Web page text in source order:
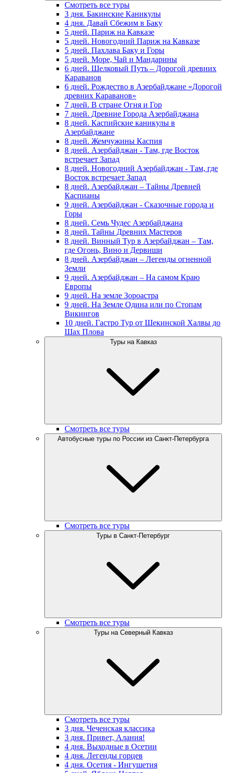
Смотреть все туры
3 дня. Бакинские Каникулы
4 дня. Давай Сбежим в Баку
5 дней. Париж на Кавказе
5 дней. Новогодний Париж на Кавказе
5 дней. Пахлава Баку и Горы
5 дней. Море, Чай и Мандарины
6 дней. Шелковый Путь – Дорогой древних
Караванов
6 дней. Рождество в Азербайджане «Дорогой
древних Караванов»
7 дней. В стране Огня и Гор
7 дней. Древние Города Азербайджана
8 дней. Каспийские каникулы в
Азербайджане
8 дней. Жемчужины Каспия
8 дней. Азербайджан - Там, где Восток
встречает Запад
8 дней. Новогодний Азербайджан - Там, где
Восток встречает Запад
8 дней. Азербайджан – Тайны Древней
Каспианы
9 дней. Азербайджан - Сказочные города и
Горы
8 дней. Семь Чудес Азербайджана
8 дней. Тайны Древних Мастеров
8 дней. Винный Тур в Азербайджан – Там,
где Огонь, Вино и Дервиши
8 дней. Азербайджан – Легенды огненной
Земли
9 дней. Азербайджан – На самом Краю
Европы
9 дней. На земле Зороастра
9 дней. На Земле Одина или по Стопам
Викингов
10 дней. Гастро Тур от Шекинской Халвы до
Шах Плова
Туры на Кавказ
Смотреть все туры
Автобусные туры по России из Санкт-Петербурга
Смотреть все туры
Туры в Санкт-Петербург
Смотреть все туры
Туры на Северный Кавказ
Смотреть все туры
3 дня. Чеченская классика
3 дня. Привет, Алания!
4 дня. Выходные в Осетии
4 дня. Легенды горцев
4 дня. Осетия - Ингушетия